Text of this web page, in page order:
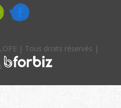
| Tous droits réservés |